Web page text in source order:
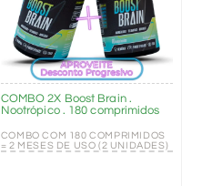
COMBO 2X Boost Brain .
Nootrópico . 180 comprimidos
COMBO COM 180 COMPRIMIDOS
= 2 MESES DE USO (2 UNIDADES)